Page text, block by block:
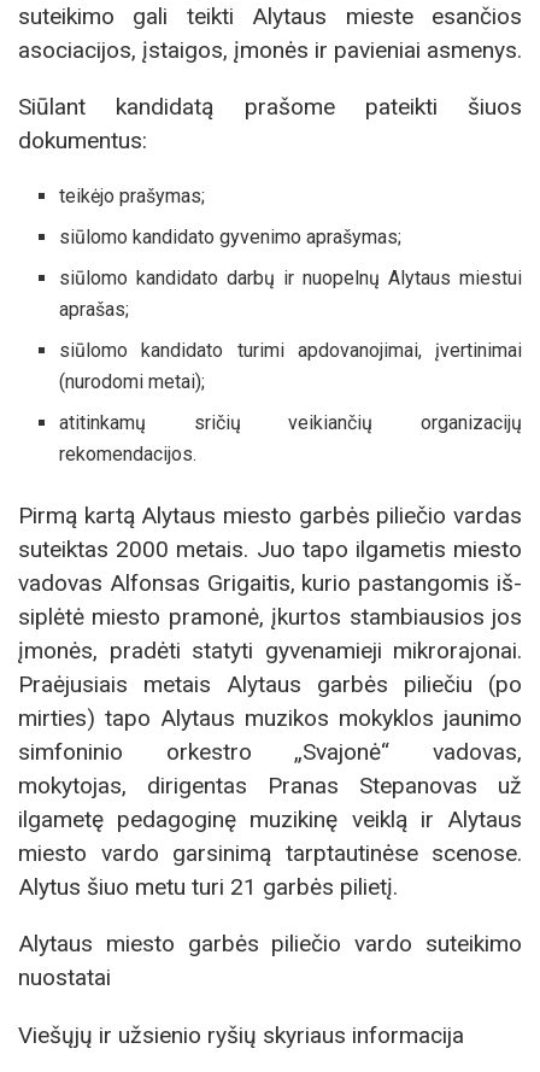
suteikimo gali teikti Alytaus mieste esančios
asociacijos, įstaigos, įmonės ir pavieniai asmenys.
Siūlant kandidatą prašome pateikti šiuos
dokumentus:
teikėjo prašymas;
siūlomo kandidato gyvenimo aprašymas;
siūlomo kandidato darbų ir nuopelnų Alytaus miestui
aprašas;
siūlomo kandidato turimi apdovanojimai, įvertinimai
(nurodomi metai);
atitinkamų sričių veikiančių organizacijų
rekomendacijos.
Pir­mą kartą Aly­taus mies­to gar­bės pi­lie­čio vardas
suteiktas 2000 me­tais. Juo ta­po il­ga­me­tis mies­to
va­do­vas Alfonsas Gri­gai­tis, ku­rio pa­stan­go­mis iš­
si­plė­tė mies­to pra­mo­nė, įkurtos stam­biau­sios jos
įmo­nės, pra­dė­ti sta­ty­ti gy­ve­na­mie­ji mik­ro­ra­jo­nai.
Praėjusiais metais Alytaus garbės piliečiu (po
mirties) tapo Alytaus muzikos mokyklos jaunimo
simfoninio orkestro „Svajonė“ vadovas,
mokytojas, dirigentas Pranas Stepanovas už
ilgametę pedagoginę muzikinę veiklą ir Alytaus
miesto vardo garsinimą tarptautinėse scenose.
Alytus šiuo metu turi 21 garbės pilietį.
Alytaus miesto garbės piliečio vardo suteikimo
nuostatai
Viešųjų ir užsienio ryšių skyriaus informacija